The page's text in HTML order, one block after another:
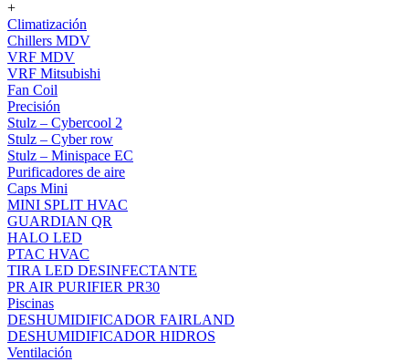
+
Climatización
Chillers MDV
VRF MDV
VRF Mitsubishi
Fan Coil
Precisión
Stulz – Cybercool 2
Stulz – Cyber row
Stulz – Minispace EC
Purificadores de aire
Caps Mini
MINI SPLIT HVAC
GUARDIAN QR
HALO LED
PTAC HVAC
TIRA LED DESINFECTANTE
PR AIR PURIFIER PR30
Piscinas
DESHUMIDIFICADOR FAIRLAND
DESHUMIDIFICADOR HIDROS
Ventilación